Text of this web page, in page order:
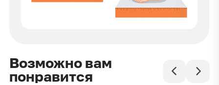
Возможно вам
понравится